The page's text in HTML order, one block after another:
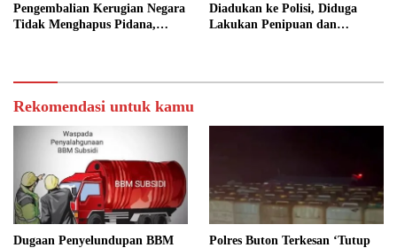
Pengembalian Kerugian Negara
Tidak Menghapus Pidana,
Diadukan ke Polisi, Diduga
Lakukan Penipuan dan
Rekomendasi untuk kamu
Dugaan Penyelundupan BBM
Polres Buton Terkesan ‘Tutup